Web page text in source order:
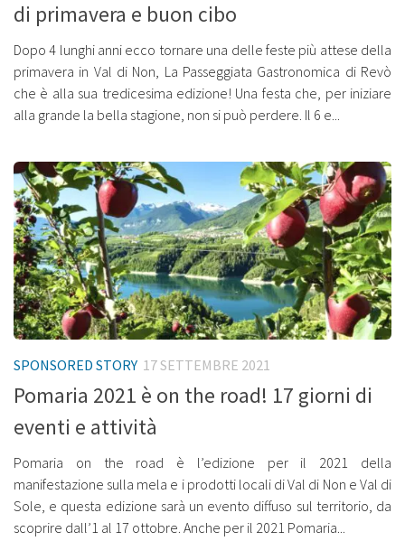
di primavera e buon cibo
Dopo 4 lunghi anni ecco tornare una delle feste più attese della
primavera in Val di Non, La Passeggiata Gastronomica di Revò
che è alla sua tredicesima edizione! Una festa che, per iniziare
alla grande la bella stagione, non si può perdere. Il 6 e...
SPONSORED STORY 17 SETTEMBRE 2021
Pomaria 2021 è on the road! 17 giorni di
eventi e attività
Pomaria on the road è l’edizione per il 2021 della
manifestazione sulla mela e i prodotti locali di Val di Non e Val di
Sole, e questa edizione sarà un evento diffuso sul territorio, da
scoprire dall’1 al 17 ottobre. Anche per il 2021 Pomaria...